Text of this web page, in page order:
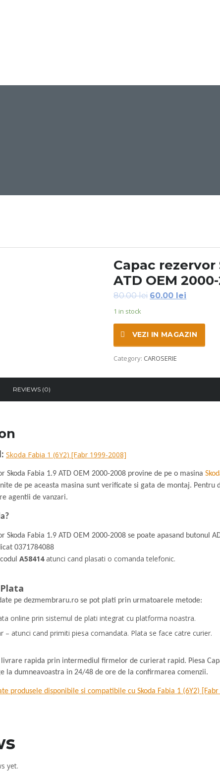
Capac rezervor
ATD OEM
80.00lei 60.00 lei
1 in stock
VEZI IN MAGAZIN
Category: CAROSERIE
REVIEWS (0)
Skoda Fabia 1 (6Y2) [Fabr 1999-2008]
Skoda Fabia 1.9 ATD OEM 2000-2008 provine de pe o masina
de pe aceasta masina sunt verificate si gata de montaj.
agentii de vanzari.
Skoda Fabia 1.9 ATD OEM 2000-2008 se poate apasand butonul
0371784088
A58414 atunci cand plasati o comanda telefonic.
pe dezmembraru.ro se pot plati prin urmatoarele metode:
online prin sistemul de plati integrat cu platforma noastra.
– atunci cand primiti piesa comandata. Plata se face catre curier.
rapida prin intermediul firmelor de curierat rapid. Piesa
la dumneavoastra in 24/48 de ore de la confirmarea comenzii.
produsele disponibile si compatibile cu Skoda Fabia 1 (6Y2) [Fabr
yet.